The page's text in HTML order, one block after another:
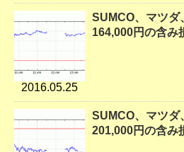
2016.05.25
SUMCO、マツダ
164,000円の含み
SUMCO、マツダ
201,000円の含み